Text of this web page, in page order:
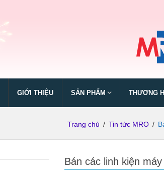
GIỚI THIỆU SẢN PHẨM THƯƠNG
Trang chủ / Tin tức MRO /
Bán các linh kiện